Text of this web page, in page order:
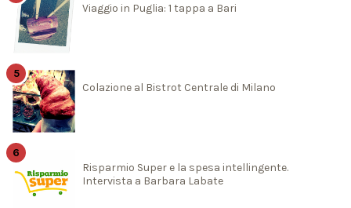
Viaggio in Puglia: 1 tappa a Bari
Colazione al Bistrot Centrale di Milano
Risparmio Super e la spesa intellingente.
Intervista a Barbara Labate